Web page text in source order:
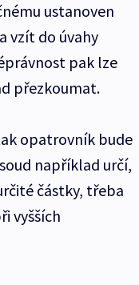
ustanoven
vzít do úvahy
pak lze
přezkoumat.
opatrovník bude
například určí,
částky, třeba
vyšších